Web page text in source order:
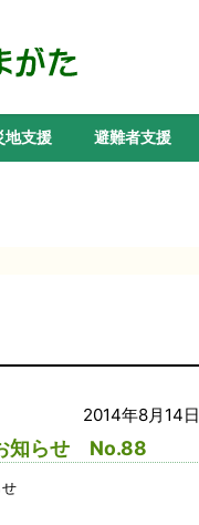
地支援 避難者支援
2014年8月14日
知らせ No.88